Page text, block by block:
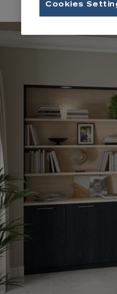
Cookies